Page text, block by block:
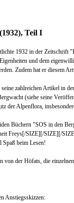
Teil I
1932 in der Zeitschrift
und dem
n. Zudem hat er diesem
zahlreichen Artikel in
(siehe seine
der Alpenflora,
Büchern "SOS in den
Freys[/SIZE][/SIZE][/
Spaß beim Lesen!
von der Höfats, die einzel
Anstiegsskizzen: